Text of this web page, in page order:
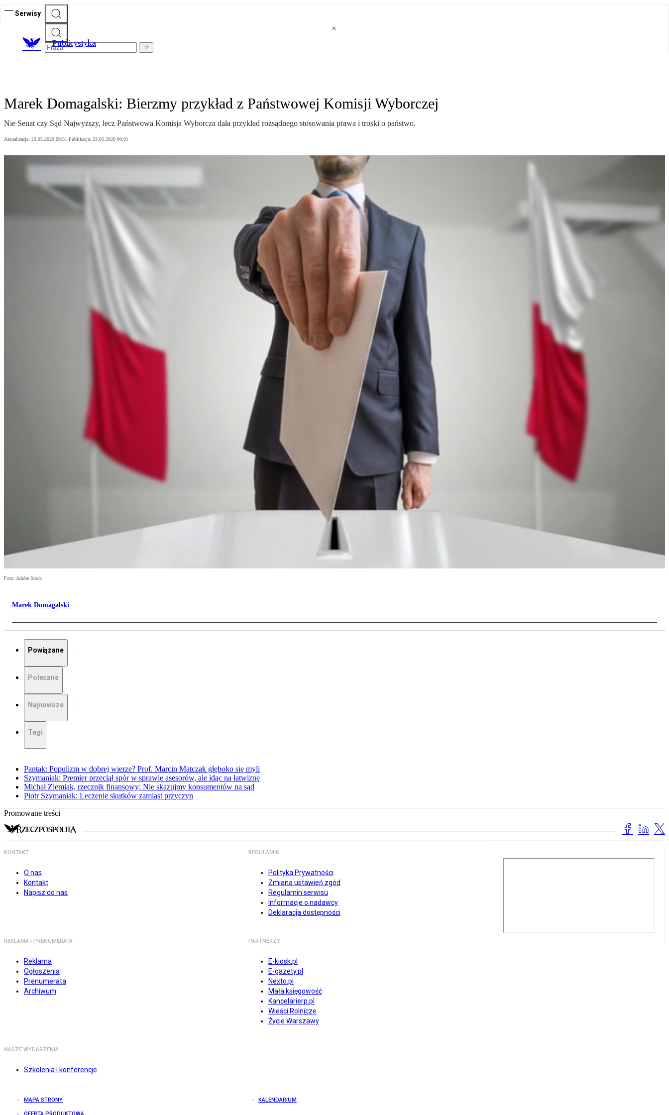
Serwisy
Publicystyka
Marek Domagalski: Bierzmy przykład z Państwowej Komisji Wyborczej
Nie Senat czy Sąd Najwyższy, lecz Państwowa Komisja Wyborcza dała przykład rozsądnego stosowania prawa i troski o państwo.
Aktualizacja: 23.05.2020 09:31 Publikacja: 23.05.2020 00:01
Foto: Adobe Stock
Marek Domagalski
Powiązane
Polecane
Najnowsze
Tagi
Pantak: Populizm w dobrej wierze? Prof. Marcin Matczak głęboko się myli
Szymaniak: Premier przeciął spór w sprawie asesorów, ale idąc na łatwiznę
Michał Ziemiak, rzecznik finansowy: Nie skazujmy konsumentów na sąd
Piotr Szymaniak: Leczenie skutków zamiast przyczyn
Promowane treści
KONTAKT
O nas
Kontakt
Napisz do nas
REGULAMIN
Polityka Prywatności
Zmiana ustawień zgód
Regulamin serwisu
Informacje o nadawcy
Deklaracja dostępności
REKLAMA I PRENUMERATA
Reklama
Ogłoszenia
Prenumerata
Archiwum
PARTNERZY
E-kiosk.pl
E-gazety.pl
Nexto.pl
Mała księgowość
Kancelarierp.pl
Wieści Rolnicze
Życie Warszawy
NASZE WYDARZENIA
Szkolenia i konferencje
MAPA STRONY KALENDARIUM